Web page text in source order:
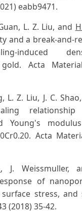
eabb9471.
L. Z. Liu, and
and a break-and-
induced
Acta
L. Z. Liu, J. C.
Young's
Acta
, J. Weissmuller,
of
stress, and
(2018) 35-42.